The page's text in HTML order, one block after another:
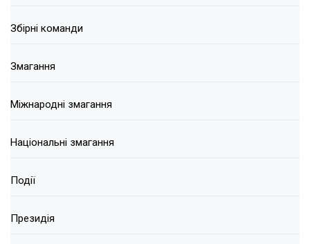
Збірні команди
Змагання
Міжнародні змагання
Національні змагання
Події
Президія